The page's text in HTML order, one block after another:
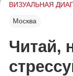
ВИЗУАЛЬНАЯ
Москва
Читай,